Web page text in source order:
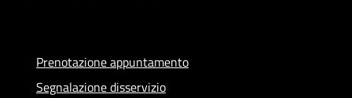
Prenotazione appuntamento
Segnalazione disservizio